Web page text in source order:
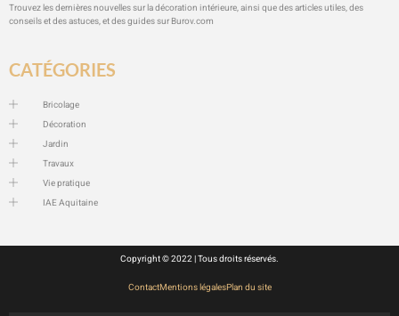
Trouvez les dernières nouvelles sur la décoration intérieure, ainsi que des articles utiles, des
conseils et des astuces, et des guides sur Burov.com
CATÉGORIES
Bricolage
Décoration
Jardin
Travaux
Vie pratique
IAE Aquitaine
Copyright © 2022 | Tous droits réservés.
ContactMentions légalesPlan du site